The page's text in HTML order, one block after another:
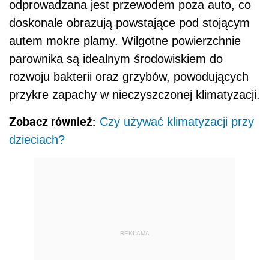
odprowadzana jest przewodem poza auto, co
doskonale obrazują powstające pod stojącym
autem mokre plamy. Wilgotne powierzchnie
parownika są idealnym środowiskiem do
rozwoju bakterii oraz grzybów, powodujących
przykre zapachy w nieczyszczonej klimatyzacji.
Zobacz również: Czy używać klimatyzacji przy
dzieciach?
REKLAMA